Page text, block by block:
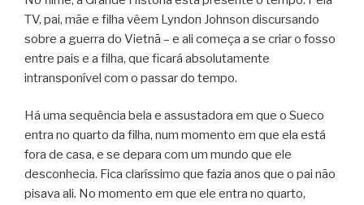
TV, pai, mãe e filha vêem Lyndon Johnson discursando
sobre a guerra do Vietnã – e ali começa a se criar o fosso
entre pais e a filha, que ficará absolutamente
intransponível com o passar do tempo.
Há uma sequência bela e assustadora em que o Sueco
entra no quarto da filha, num momento em que ela está
fora de casa, e se depara com um mundo que ele
desconhecia. Fica claríssimo que fazia anos que o pai não
pisava ali. No momento em que ele entra no quarto,